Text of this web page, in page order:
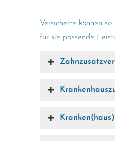
Versicherte können
für sie passende